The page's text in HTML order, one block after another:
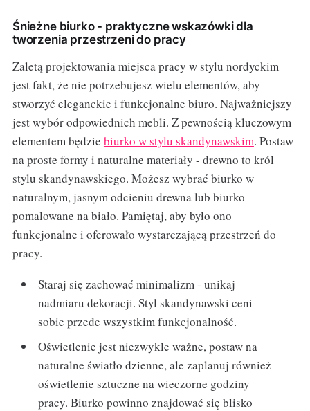
Śnieżne biurko - praktyczne wskazówki dla
tworzenia przestrzeni do pracy
Zaletą projektowania miejsca pracy w stylu nordyckim
jest fakt, że nie potrzebujesz wielu elementów, aby
stworzyć eleganckie i funkcjonalne biuro. Najważniejszy
jest wybór odpowiednich mebli. Z pewnością kluczowym
elementem będzie biurko w stylu skandynawskim. Postaw
na proste formy i naturalne materiały - drewno to król
stylu skandynawskiego. Możesz wybrać biurko w
naturalnym, jasnym odcieniu drewna lub biurko
pomalowane na biało. Pamiętaj, aby było ono
funkcjonalne i oferowało wystarczającą przestrzeń do
pracy.
Staraj się zachować minimalizm - unikaj
nadmiaru dekoracji. Styl skandynawski ceni
sobie przede wszystkim funkcjonalność.
Oświetlenie jest niezwykle ważne, postaw na
naturalne światło dzienne, ale zaplanuj również
oświetlenie sztuczne na wieczorne godziny
pracy. Biurko powinno znajdować się blisko